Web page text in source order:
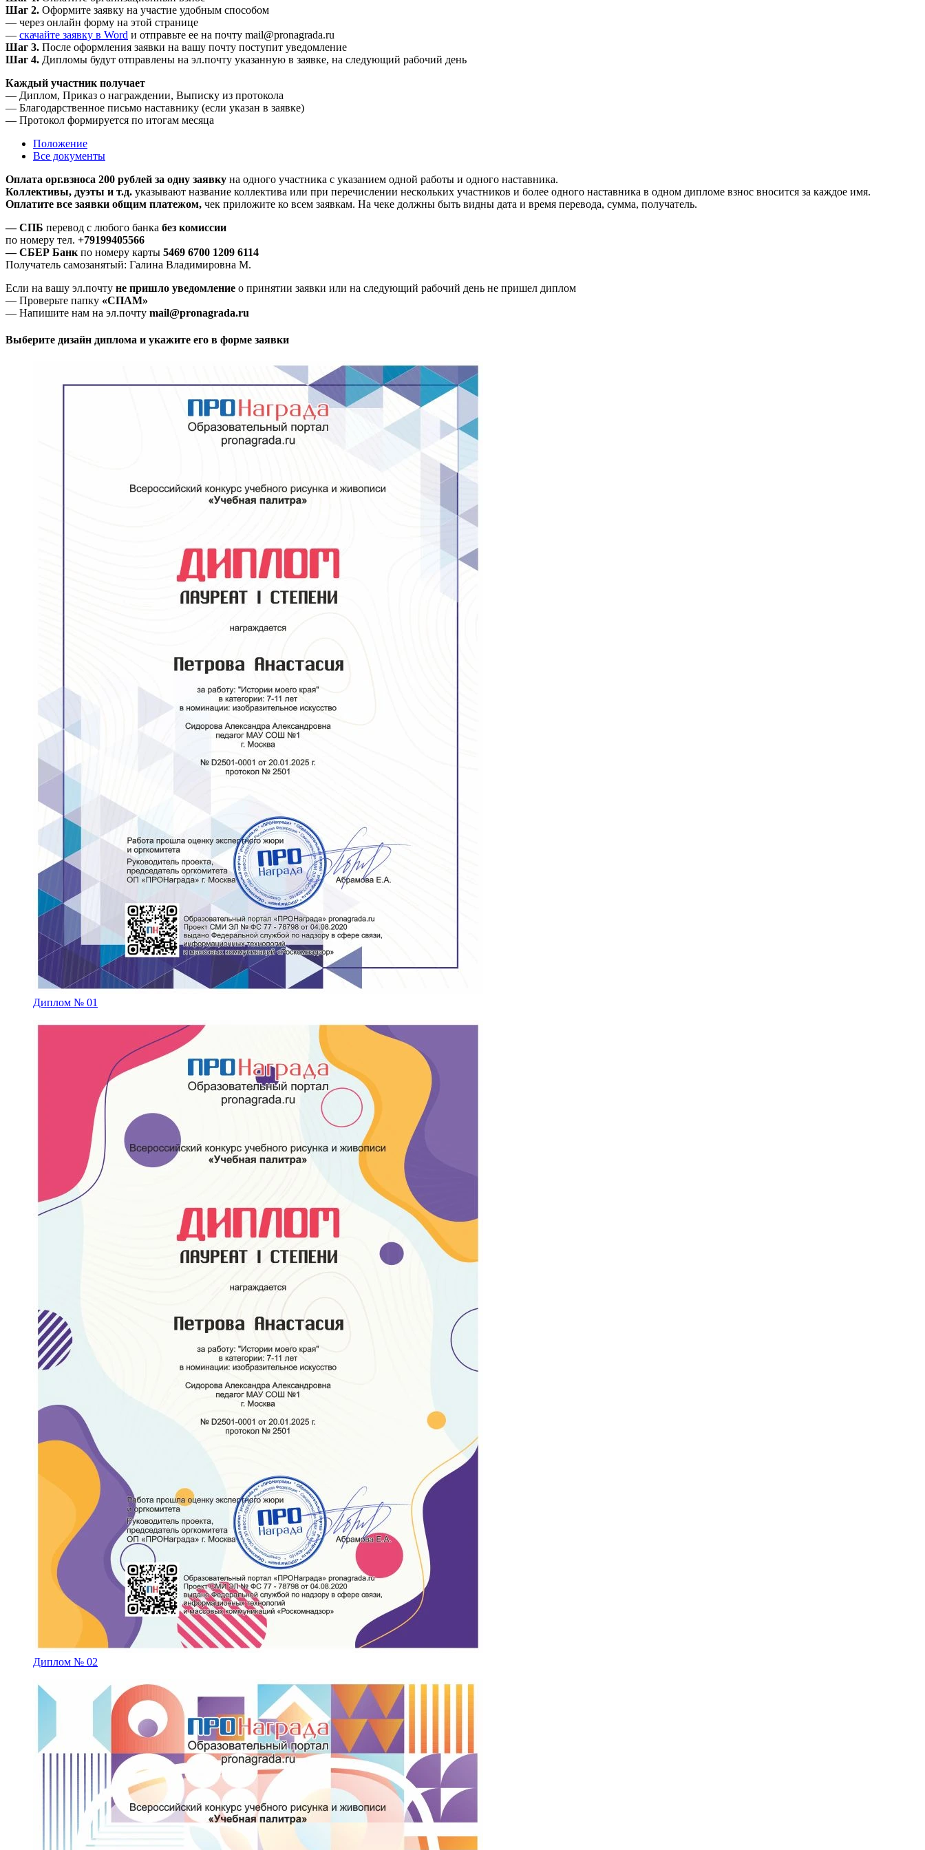
Шаг 2. Оформите заявку на участие удобным способом
— через онлайн форму на этой странице
— скачайте заявку в Word и отправьте ее на почту mail@pronagrada.ru
Шаг 3. После оформления заявки на вашу почту поступит уведомление
Шаг 4. Дипломы будут отправлены на эл.почту указанную в заявке, на следующий рабочий день
Каждый участник получает
— Диплом, Приказ о награждении, Выписку из протокола
— Благодарственное письмо наставнику (если указан в заявке)
— Протокол формируется по итогам месяца
Положение
Все документы
Оплата орг.взноса 200 рублей за одну заявку на одного участника с указанием одной работы и одного наставника.
Коллективы, дуэты и т.д. указывают название коллектива или при перечислении нескольких участников и более одного наставника в одном дипломе взнос вносится за каждое имя.
Оплатите все заявки общим платежом, чек приложите ко всем заявкам. На чеке должны быть видны дата и время перевода, сумма, получатель.
— СПБ перевод с любого банка без комиссии
по номеру тел. +79199405566
— СБЕР Банк по номеру карты 5469 6700 1209 6114
Получатель самозанятый: Галина Владимировна М.
Если на вашу эл.почту не пришло уведомление о принятии заявки или на следующий рабочий день не пришел диплом
— Проверьте папку «СПАМ»
— Напишите нам на эл.почту mail@pronagrada.ru
Выберите дизайн диплома и укажите его в форме заявки
Диплом № 01
Диплом № 02